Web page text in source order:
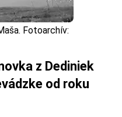
Fotoarchív:
z Dediniek
od roku